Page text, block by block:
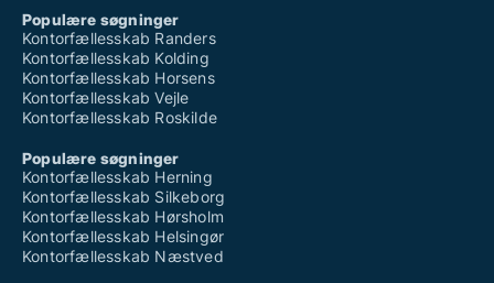
Populære søgninger
Kontorfællesskab Randers
Kontorfællesskab Kolding
Kontorfællesskab Horsens
Kontorfællesskab Vejle
Kontorfællesskab Roskilde
Populære søgninger
Kontorfællesskab Herning
Kontorfællesskab Silkeborg
Kontorfællesskab Hørsholm
Kontorfællesskab Helsingør
Kontorfællesskab Næstved